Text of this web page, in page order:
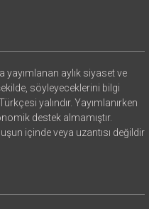
yayımlanan aylık siyaset ve
söyleyeceklerini bilgi
yalındır. Yayımlanırken
destek almamıştır.
içinde veya uzantısı değildir